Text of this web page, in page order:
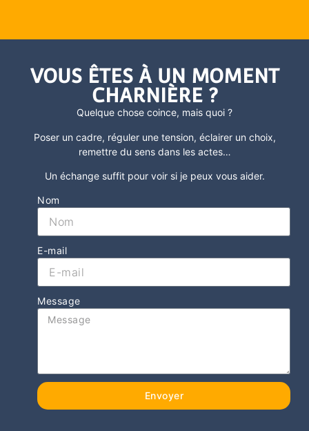
VOUS ÊTES À UN MOMENT
CHARNIÈRE ?
Quelque chose coince, mais quoi ?
Poser un cadre, réguler une tension, éclairer un choix,
remettre du sens dans les actes…
Un échange suffit pour voir si je peux vous aider.
Nom
E-mail
Message
Envoyer